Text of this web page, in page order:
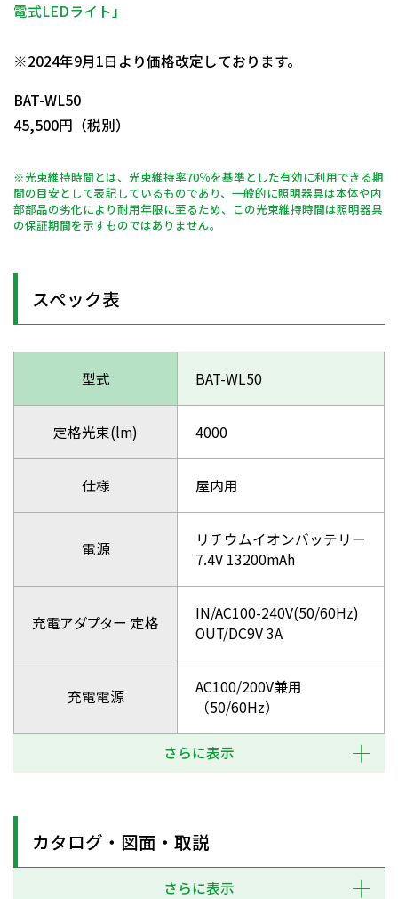
電式LEDライト」
※2024年9月1日より価格改定しております。
BAT-WL50
45,500円（税別）
※光束維持時間とは、光束維持率70％を基準とした有効に利用できる期
間の目安として表記しているものであり、一般的に照明器具は本体や内
部部品の劣化により耐用年限に至るため、この光束維持時間は照明器具
の保証期間を示すものではありません。
スペック表
型式 BAT-WL50
定格光束(lm) 4000
仕様 屋内用
電源
リチウムイオンバッテリー
7.4V 13200mAh
充電アダプター 定格
IN/AC100-240V(50/60Hz)
OUT/DC9V 3A
充電電源
AC100/200V兼用
（50/60Hz）
さらに表示
カタログ・図面・取説
さらに表示